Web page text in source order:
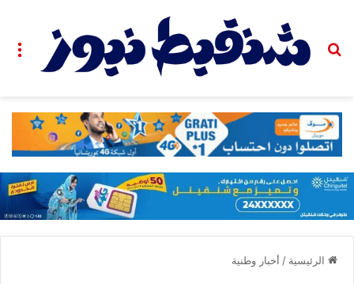
بحث عن
الرئيسية / أخبار وطنية